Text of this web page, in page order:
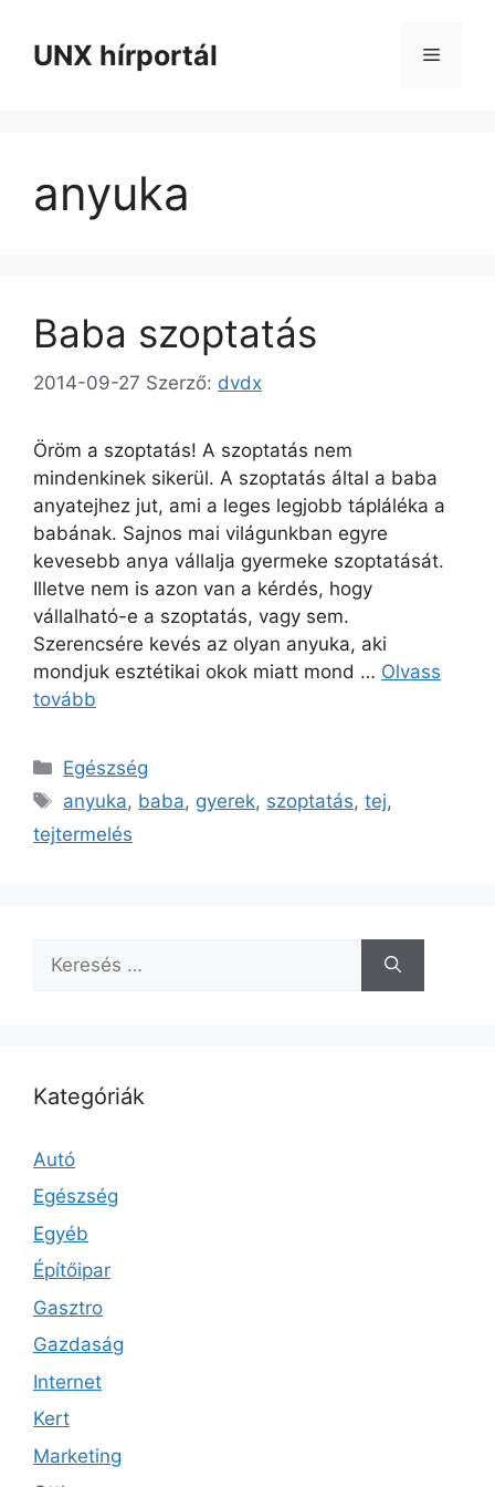
tartalomba
UNX hírportál Menü
anyuka
Baba szoptatás
2014-09-27 Szerző: dvdx
Öröm a szoptatás! A szoptatás nem
mindenkinek sikerül. A szoptatás által a baba
anyatejhez jut, ami a leges legjobb tápláléka a
babának. Sajnos mai világunkban egyre
kevesebb anya vállalja gyermeke szoptatását.
Illetve nem is azon van a kérdés, hogy
vállalható-e a szoptatás, vagy sem.
Szerencsére kevés az olyan anyuka, aki
mondjuk esztétikai okok miatt mond … Olvass
tovább
Kategória
Egészség
Címkék
anyuka, baba, gyerek, szoptatás,tej,
tejtermelés
Keresés:
Kategóriák
Autó
Egészség
Egyéb
Építőipar
Gasztro
Gazdaság
Internet
Kert
Marketing